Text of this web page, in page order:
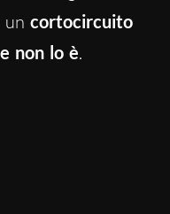
un cortocircuito
non lo è.